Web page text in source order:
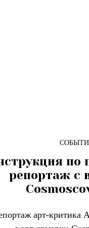
по
репортаж с
арт-критика